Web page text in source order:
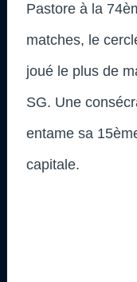
Pastore à la
matches, le
joué le plus de
SG. Une
entame sa
capitale.